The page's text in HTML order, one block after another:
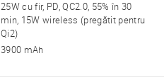
25W cu fir, PD, QC2.0, 55% în 30
min, 15W wireless (pregătit pentru
Qi2)
3900 mAh